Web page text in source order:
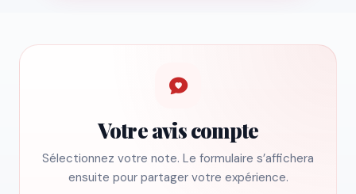
Votre avis compte
Sélectionnez votre note. Le formulaire s’affichera
ensuite pour partager votre expérience.